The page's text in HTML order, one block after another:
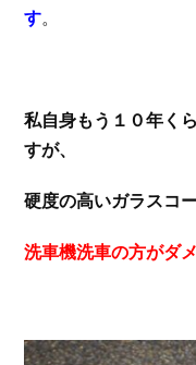
す。
私自身もう１０年く
すが、
硬度の高いガラスコ
洗車機洗車の方がダ